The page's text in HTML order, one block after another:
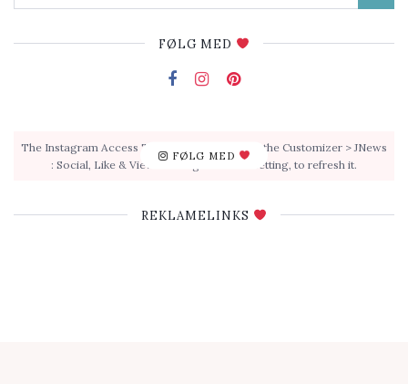
FØLG MED
FØLG MED
The Instagram Access Token is expired, Go to the Customizer > JNews
: Social, Like & View > Instagram Feed Setting, to refresh it.
REKLAMELINKS